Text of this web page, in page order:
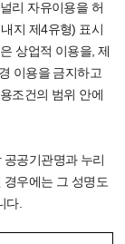
리 자유이용을 허
지 제4유형) 표시
상업적 이용을, 제
이용을 금지하고
조건의 범위 안에
공기관명과 누리
우에는 그 성명도
다.